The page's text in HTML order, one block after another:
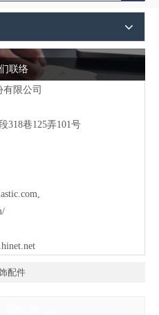
联络
限公司
318巷125弄101号
配件